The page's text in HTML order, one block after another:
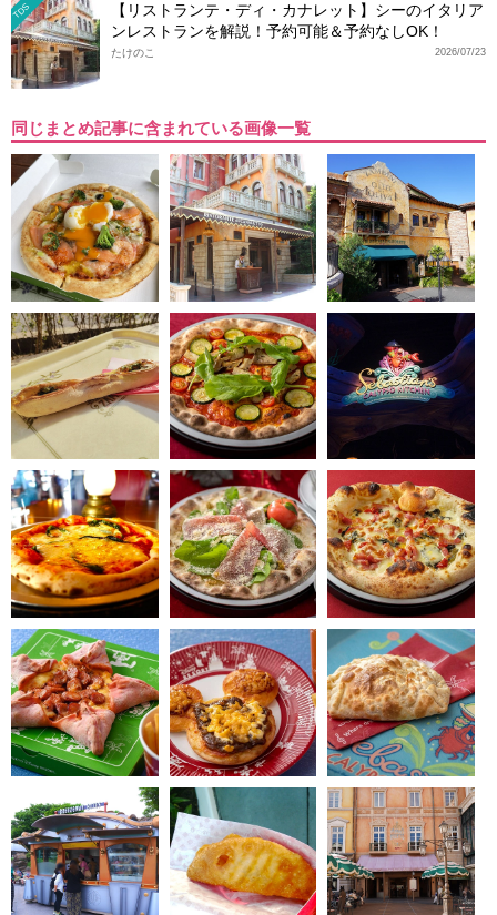
TDS
【リストランテ・ディ・カナレット】シーのイタリア
ンレストランを解説！予約可能＆予約なしOK！
2026/07/23
たけのこ
同じまとめ記事に含まれている画像一覧